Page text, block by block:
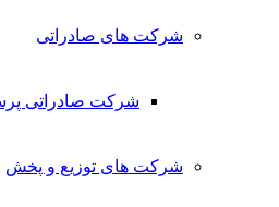
شرکت های صادراتی
شرکت صادراتی
شرکت های توزیع و پخش